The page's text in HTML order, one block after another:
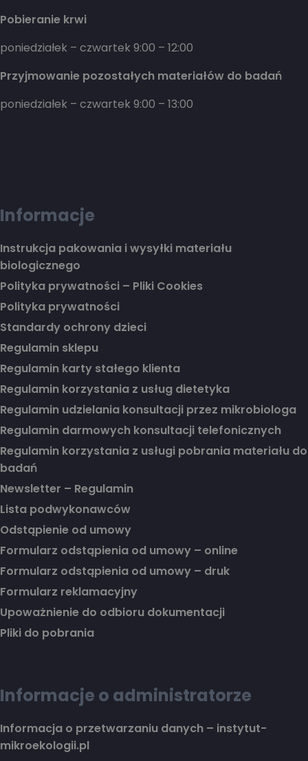
Pobieranie krwi
poniedziałek – czwartek 9:00 – 12:00
Przyjmowanie pozostałych materiałów do badań
poniedziałek – czwartek 9:00 – 13:00
Informacje
Instrukcja pakowania i wysyłki materiału
biologicznego
Polityka prywatności – Pliki Cookies
Polityka prywatności
Standardy ochrony dzieci
Regulamin sklepu
Regulamin karty stałego klienta
Regulamin korzystania z usług dietetyka
Regulamin udzielania konsultacji przez mikrobiologa
Regulamin darmowych konsultacji telefonicznych
Regulamin korzystania z usługi pobrania materiału do
badań
Newsletter – Regulamin
Lista podwykonawców
Odstąpienie od umowy
Formularz odstąpienia od umowy – online
Formularz odstąpienia od umowy – druk
Formularz reklamacyjny
Upoważnienie do odbioru dokumentacji
Pliki do pobrania
Informacje o administratorze
Informacja o przetwarzaniu danych – instytut-
mikroekologii.pl